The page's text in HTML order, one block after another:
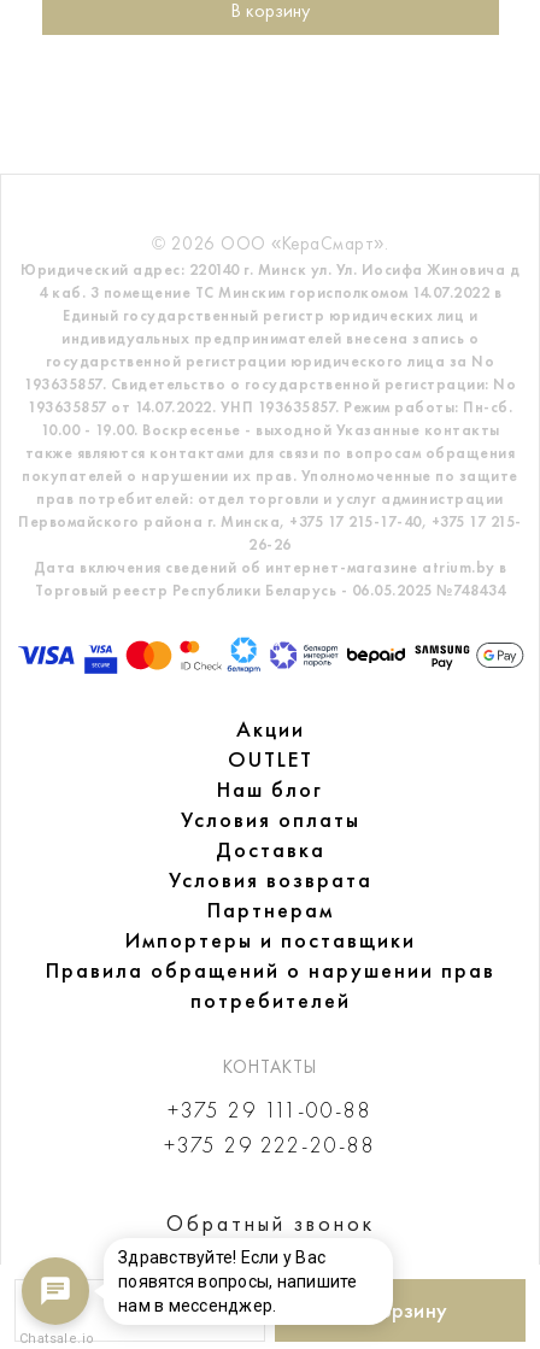
В корзину
В корзину
© 2026 ООО «КераСмарт».
Юридический адрес: 220140 г. Минск ул. Ул. Иосифа Жиновича д
4 каб. 3 помещение ТС Минским горисполкомом 14.07.2022 в
Единый государственный регистр юридических лиц и
индивидуальных предпринимателей внесена запись о
государственной регистрации юридического лица за No
193635857. Свидетельство о государственной регистрации: No
193635857 от 14.07.2022. УНП 193635857. Режим работы: Пн-сб.
10.00 - 19.00. Воскресенье - выходной Указанные контакты
также являются контактами для связи по вопросам обращения
покупателей о нарушении их прав. Уполномоченные по защите
прав потребителей: отдел торговли и услуг администрации
Первомайского района г. Минска, +375 17 215-17-40, +375 17 215-
26-26
Дата включения сведений об интернет-магазине atrium.by в
Торговый реестр Республики Беларусь - 06.05.2025 №748434
Акции
OUTLET
Наш блог
Условия оплаты
Доставка
Условия возврата
Партнерам
Импортеры и поставщики
Правила обращений о нарушении прав
потребителей
КОНТАКТЫ
+375 29 111-00-88
+375 29 222-20-88
Обратный звонок
Здравствуйте! Если у Вас
появятся вопросы, напишите
нам в мессенджер.
Chatsale.io